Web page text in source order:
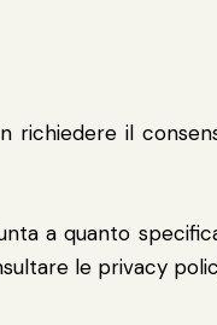
richiedere il
a quanto
le privacy